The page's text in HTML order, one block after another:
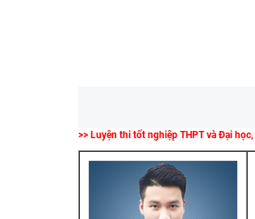
>> Luyện thi tốt nghiệp THPT và Đại học,